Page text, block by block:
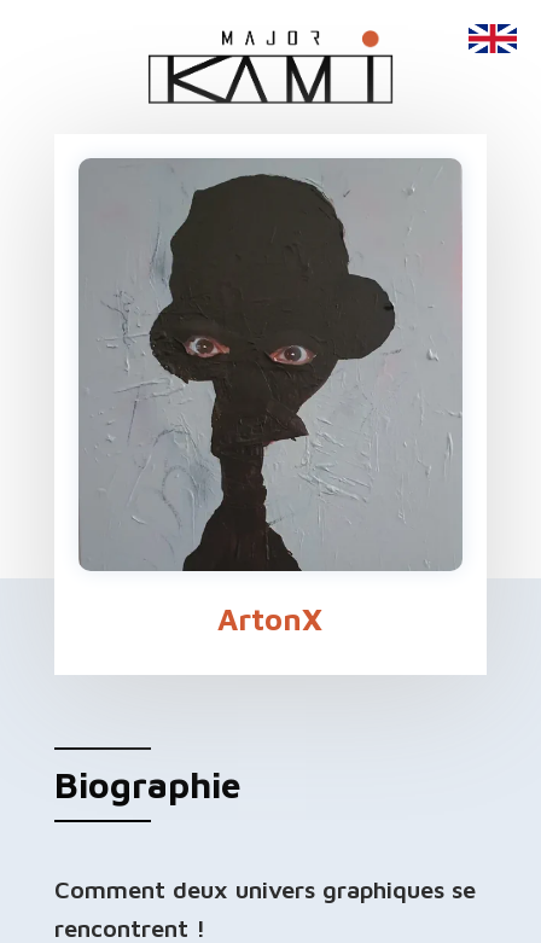
ArtonX
Biographie
Comment deux univers graphiques se
rencontrent !